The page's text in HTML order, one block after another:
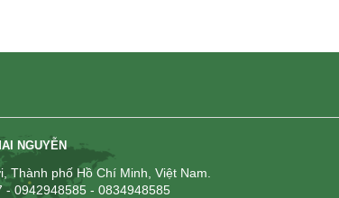
NGUYỄN
phố Hồ Chí Minh, Việt Nam.
- 0942948585 - 0834948585